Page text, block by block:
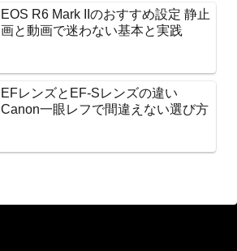
EOS R6 Mark IIのおすすめ設定 静止
画と動画で迷わない基本と実践
EFレンズとEF-Sレンズの違い
Canon一眼レフで間違えない選び方